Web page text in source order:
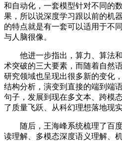
和自动化，一套模型针对不同的
果，所以说深度学习跟以前的机
的特点就是有一套可以适用于不
与人脑很像。
他进一步指出，算力、算法和
术突破的三大要素，而随着自然
研究领域也呈现出很多新的变化
结构分析，演变到直接的端到端
句子，发展到现在多文本、跨模
了质量飞跃、从科幻理想落地现实
随后，王海峰系统梳理了百度
读理解、多模态深度语义理解、